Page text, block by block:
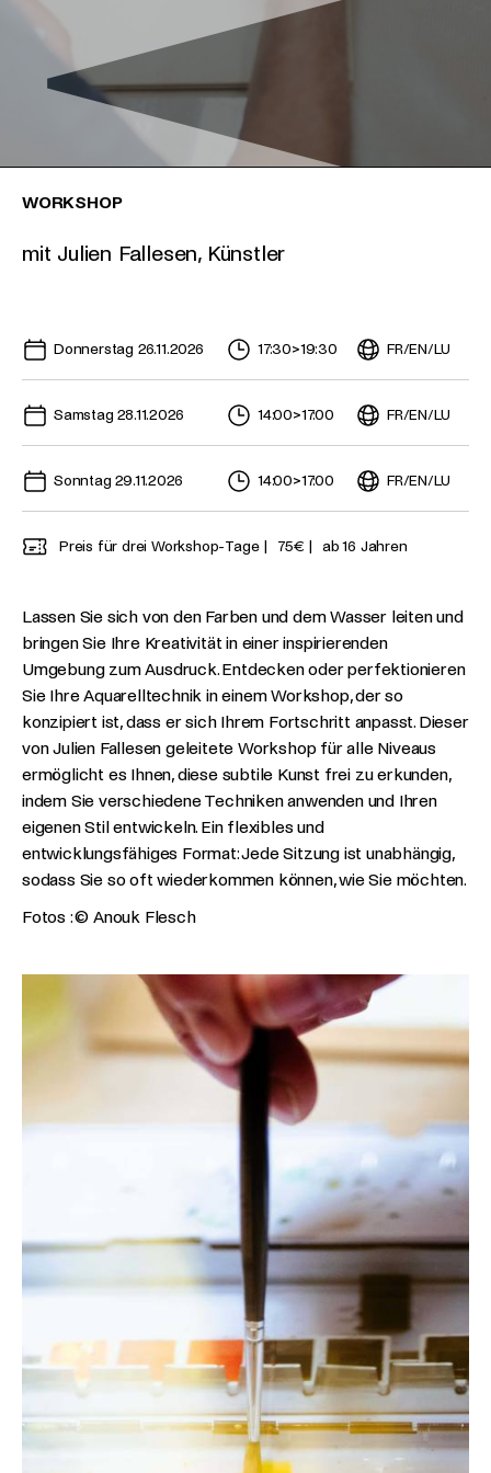
WORKSHOP
mit Julien Fallesen, Künstler
Donnerstag 26.11.2026
17:30>19:30 FR/EN/LU
Samstag 28.11.2026 14:00>17:00 FR/EN/LU
Sonntag 29.11.2026 14:00>17:00 FR/EN/LU
Preis für drei Workshop-Tage 75€ ab 16 Jahren
Lassen Sie sich von den Farben und dem Wasser leiten und
bringen Sie Ihre Kreativität in einer inspirierenden
Umgebung zum Ausdruck. Entdecken oder perfektionieren
Sie Ihre Aquarelltechnik in einem Workshop, der so
konzipiert ist, dass er sich Ihrem Fortschritt anpasst. Dieser
von Julien Fallesen geleitete Workshop für alle Niveaus
ermöglicht es Ihnen, diese subtile Kunst frei zu erkunden,
indem Sie verschiedene Techniken anwenden und Ihren
eigenen Stil entwickeln. Ein flexibles und
entwicklungsfähiges Format: Jede Sitzung ist unabhängig,
sodass Sie so oft wiederkommen können, wie Sie möchten.
Fotos : © Anouk Flesch